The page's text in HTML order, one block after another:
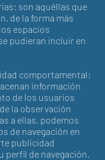
son aquéllas que
de la forma más
espacios
pudieran incluir en
comportamental:
información
de los usuarios
la observación
a ellas, podemos
de navegación en
publicidad
perfil de navegación.